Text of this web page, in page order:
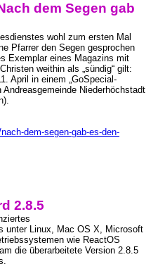
dem Segen gab
wohl zum ersten Mal
Pfarrer den Segen gesprochen
Exemplar eines Magazins mit
weithin als „sündig“ gilt:
April in einem „GoSpecial-
Niederhöchstadt
dem-segen-gab-es-den-
2.8.5
unter Linux, Mac OS X, Microsoft
wie ReactOS
die überarbeitete Version 2.8.5